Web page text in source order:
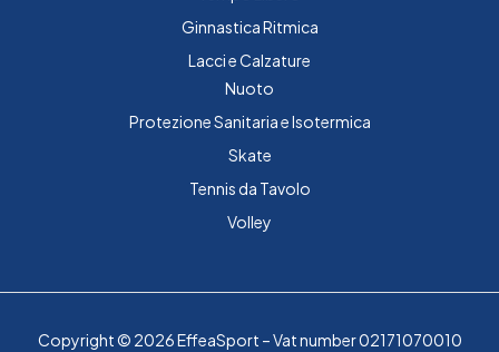
Ginnastica Ritmica
Lacci e Calzature
Nuoto
Protezione Sanitaria e Isotermica
Skate
Tennis da Tavolo
Volley
Copyright © 2026 EffeaSport – Vat number 02171070010